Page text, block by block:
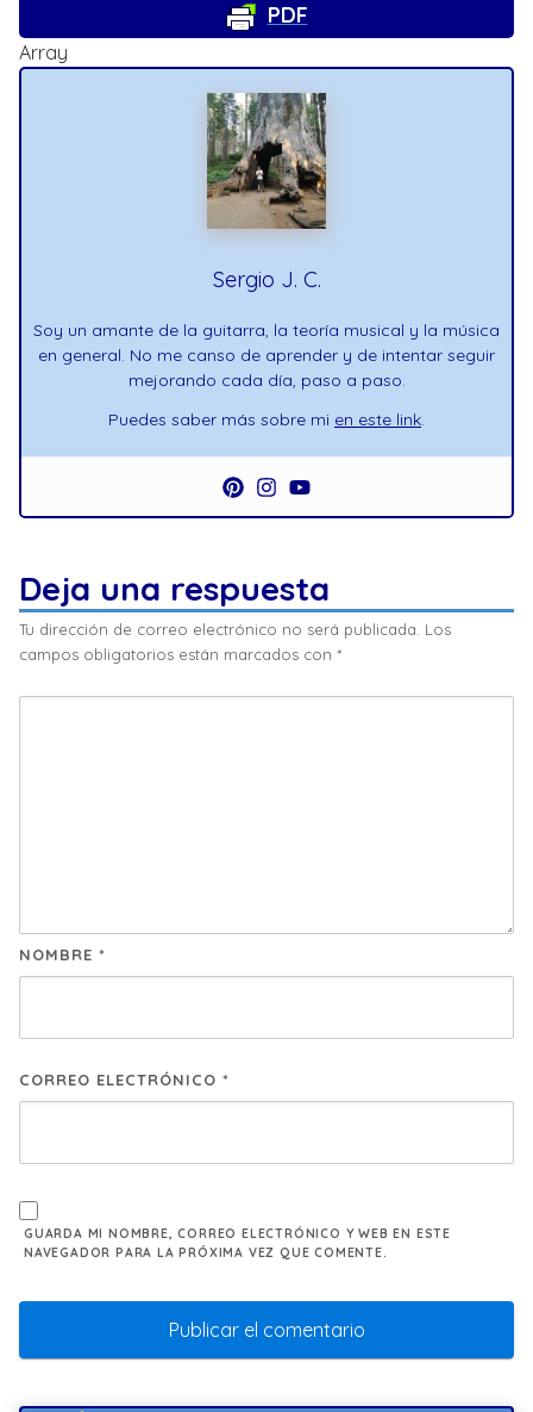
PDF
Array
Sergio J. C.
Soy un amante de la guitarra, la teoría musical y la música
en general. No me canso de aprender y de intentar seguir
mejorando cada día, paso a paso.
Puedes saber más sobre mi en este link
Deja una respuesta
Tu dirección de correo electrónico no será publicada. Los
campos obligatorios están marcados con *
NOMBRE *
CORREO ELECTRÓNICO *
GUARDA MI NOMBRE, CORREO ELECTRÓNICO Y WEB EN ESTE
NAVEGADOR PARA LA PRÓXIMA VEZ QUE COMENTE.